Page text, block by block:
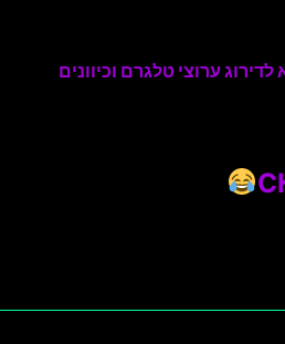
ערוצי טלגרם וכיוונים